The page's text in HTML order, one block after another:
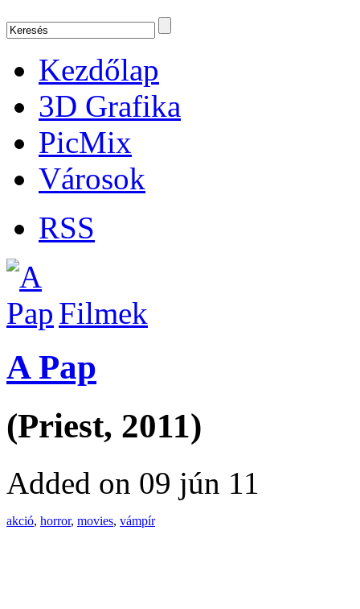
Kezdőlap
3D Grafika
PicMix
Városok
RSS
Filmek
A Pap
(Priest, 2011)
Added on 09 jún 11
akció, horror, movies, vámpír